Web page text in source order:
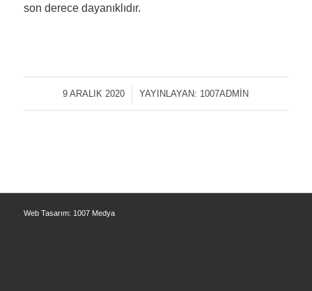
son derece dayanıklıdır.
9 ARALIK 2020
/ YAYINLAYAN: 1007ADMIN
Web Tasarım: 1007 Medya